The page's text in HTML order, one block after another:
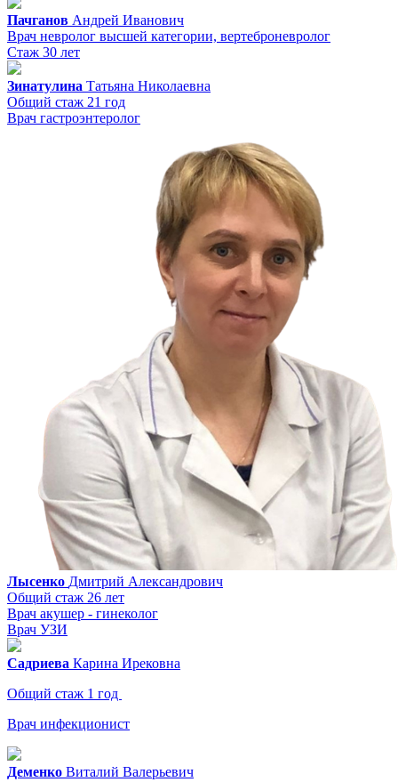
Пачганов Андрей Иванович
Врач невролог высшей категории, вертеброневролог
Стаж 30 лет
Зинатулина Татьяна Николаевна
Общий стаж 21 год
Врач гастроэнтеролог
Лысенко Дмитрий Александрович
Общий стаж 26 лет
Врач акушер - гинеколог
Врач УЗИ
Садриева Карина Ирековна
Общий стаж 1 год
Врач инфекционист
Деменко Виталий Валерьевич